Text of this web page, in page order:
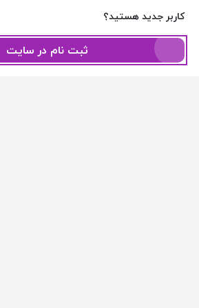
کاربر جدید هستید؟
ثبت نام در سایت